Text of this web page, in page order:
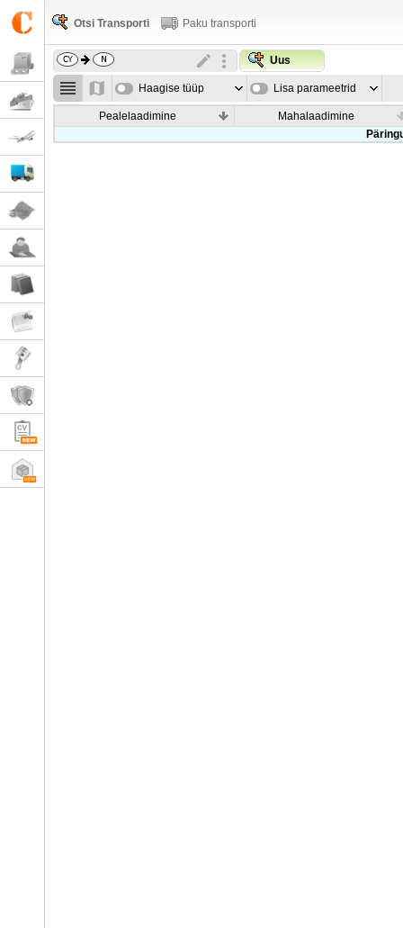
Otsi Transporti Paku transporti
Uus
Haagise tüüp Lisa parameetrid
Pealelaadimine
Mahalaadimine